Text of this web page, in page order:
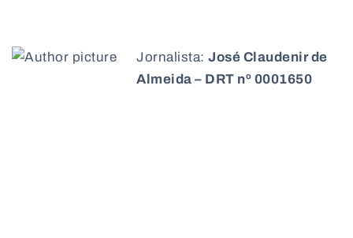
Jornalista: José Claudenir de
Almeida – DRT nº 0001650